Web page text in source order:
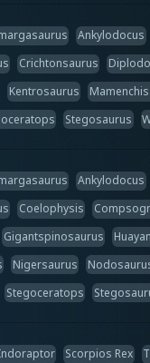
Ankylodocus
Crichtonsaurus
Kentrosaurus
Stegosaurus
Ankylodocus
Coelophysis
Gigantspinosaurus
Nigersaurus
Stegoceratops
Scorpios Rex